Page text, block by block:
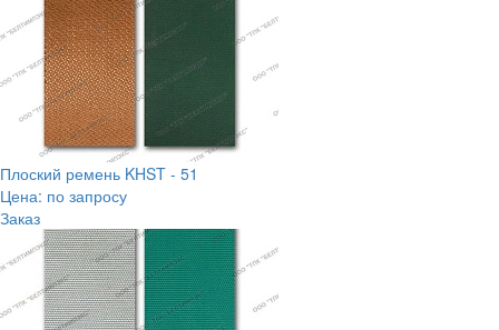
Плоский ремень KHST - 51
Цена: по запросу
Заказ